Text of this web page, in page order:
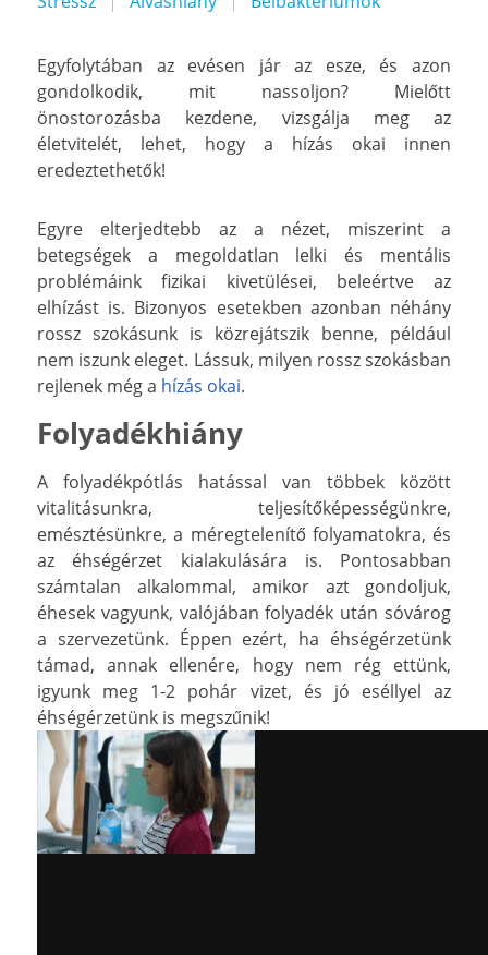
Egyfolytában az evésen jár az esze, és azon
gondolkodik, mit nassoljon? Mielőtt
önostorozásba kezdene, vizsgálja meg az
életvitelét, lehet, hogy a hízás okai innen
eredeztethetők!
Egyre elterjedtebb az a nézet, miszerint a
betegségek a megoldatlan lelki és mentális
problémáink fizikai kivetülései, beleértve az
elhízást is. Bizonyos esetekben azonban néhány
rossz szokásunk is közrejátszik benne, például
nem iszunk eleget. Lássuk, milyen rossz szokásban
rejlenek még a hízás okai.
Folyadékhiány
A folyadékpótlás hatással van többek között
vitalitásunkra, teljesítőképességünkre,
emésztésünkre, a méregtelenítő folyamatokra, és
az éhségérzet kialakulására is. Pontosabban
számtalan alkalommal, amikor azt gondoljuk,
éhesek vagyunk, valójában folyadék után sóvárog
a szervezetünk. Éppen ezért, ha éhségérzetünk
támad, annak ellenére, hogy nem rég ettünk,
igyunk meg 1-2 pohár vizet, és jó eséllyel az
éhségérzetünk is megszűnik!